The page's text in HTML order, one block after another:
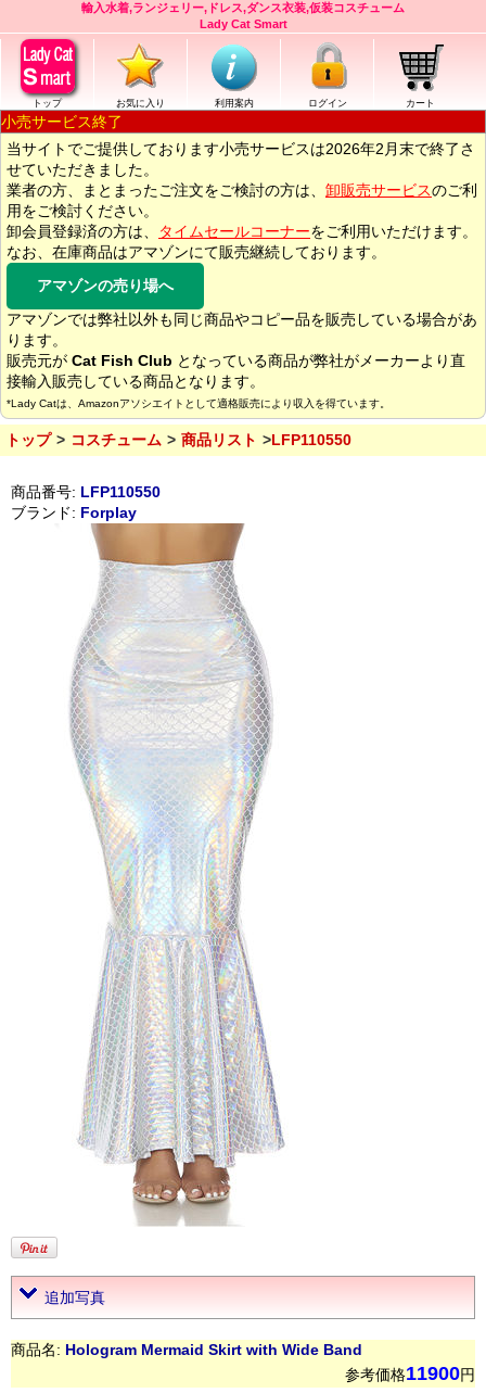
輸入水着,ランジェリー,ドレス,ダンス衣装,仮装コスチューム
Lady Cat Smart
トップ お気に入り 利用案内 ログイン カート
小売サービス終了
当サイトでご提供しております小売サービスは2026年2月末で終了さ
せていただきました。
業者の方、まとまったご注文をご検討の方は、 卸販売サービスのご利
用をご検討ください。
卸会員登録済の方は、
タイムセールコーナーをご利用いただけます。
なお、在庫商品はアマゾンにて販売継続しております。
アマゾンの売り場へ
アマゾンでは弊社以外も同じ商品やコピー品を販売している場合があ
ります。
販売元が Cat Fish Club となっている商品が弊社がメーカーより直
接輸入販売している商品となります。
*Lady Catは、Amazonアソシエイトとして適格販売により収入を得ています。
トップ コスチューム 商品リスト LFP110550
商品番号: LFP110550
ブランド: Forplay
追加写真
商品名: Hologram Mermaid Skirt with Wide Band
参考価格11900円